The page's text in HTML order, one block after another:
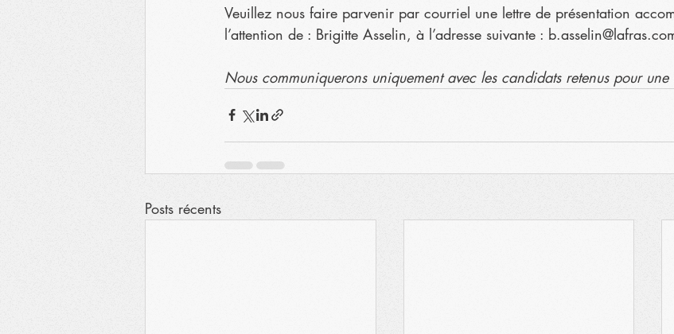
Veuillez nous faire parvenir par courriel une lettre de présentation
l’attention de : Brigitte Asselin, à l’adresse suivante :
Nous communiquerons uniquement avec les candidats retenus pour une
Posts récents